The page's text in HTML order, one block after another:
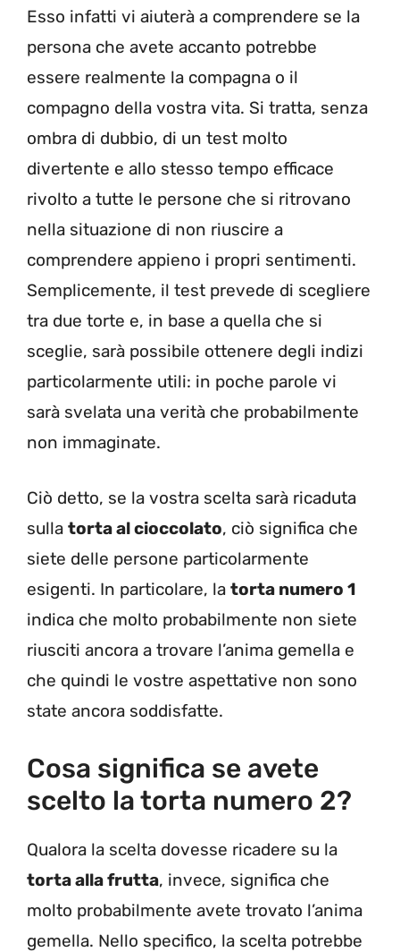
Esso infatti vi aiuterà a comprendere se la
persona che avete accanto potrebbe
essere realmente la compagna o il
compagno della vostra vita. Si tratta, senza
ombra di dubbio, di un test molto
divertente e allo stesso tempo efficace
rivolto a tutte le persone che si ritrovano
nella situazione di non riuscire a
comprendere appieno i propri sentimenti.
Semplicemente, il test prevede di scegliere
tra due torte e, in base a quella che si
sceglie, sarà possibile ottenere degli indizi
particolarmente utili: in poche parole vi
sarà svelata una verità che probabilmente
non immaginate.
Ciò detto, se la vostra scelta sarà ricaduta
sulla torta al cioccolato, ciò significa che
siete delle persone particolarmente
esigenti. In particolare, la torta numero 1
indica che molto probabilmente non siete
riusciti ancora a trovare l’anima gemella e
che quindi le vostre aspettative non sono
state ancora soddisfatte.
Cosa significa se avete
scelto la torta numero 2?
Qualora la scelta dovesse ricadere su la
torta alla frutta, invece, significa che
molto probabilmente avete trovato l’anima
gemella. Nello specifico, la scelta potrebbe